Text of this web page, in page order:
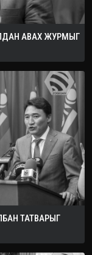
АВАХ ЖУРМЫГ
ТАТВАРЫГ